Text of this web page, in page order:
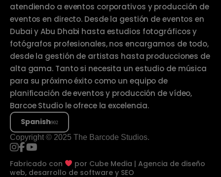
atendiendo a eventos corporativos y producción de
eventos en directo. Desde la gestión de eventos en
Dubai y Abu Dhabi hasta estudios fotográficos y
fotógrafos profesionales, nos encargamos de todo,
desde la gestión de artistas hasta producciones de
alta gama. Tanto si necesita un estudio de música
para su próximo éxito como un equipo de
planificación de eventos y producción de vídeo,
Barcoe Studio le ofrece la excelencia.
Spanish
Copyright © 2025 The Barcode Studios.
Fabricado con por Cube Media | Agencia de diseño
web, desarrollo de software y SEO